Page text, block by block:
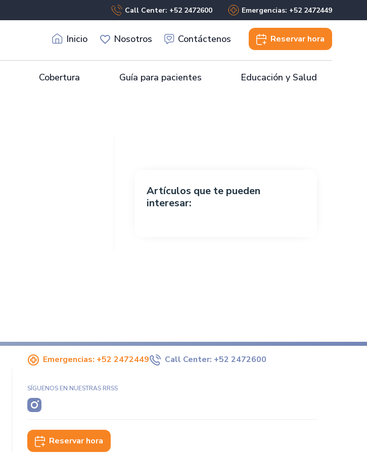
Call Center: +52 2472600 Emergencias: +52 2472449
Inicio Nosotros Contáctenos Reservar hora
Cobertura Guía para pacientes Educación y Salud
Artículos que te pueden
interesar:
Emergencias: +52 2472449 Call Center: +52 2472600
SÍGUENOS EN NUESTRAS RRSS
Reservar hora